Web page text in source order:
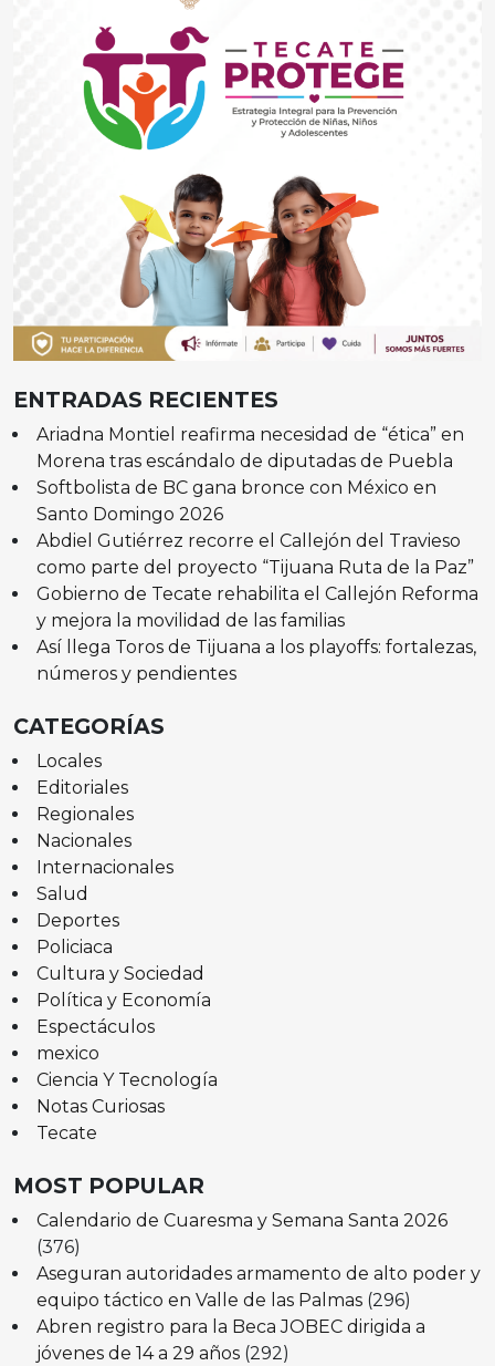
ENTRADAS RECIENTES
Ariadna Montiel reafirma necesidad de “ética” en
Morena tras escándalo de diputadas de Puebla
Softbolista de BC gana bronce con México en
Santo Domingo 2026
Abdiel Gutiérrez recorre el Callejón del Travieso
como parte del proyecto “Tijuana Ruta de la Paz”
Gobierno de Tecate rehabilita el Callejón Reforma
y mejora la movilidad de las familias
Así llega Toros de Tijuana a los playoffs: fortalezas,
números y pendientes
CATEGORÍAS
Locales
Editoriales
Regionales
Nacionales
Internacionales
Salud
Deportes
Policiaca
Cultura y Sociedad
Política y Economía
Espectáculos
mexico
Ciencia Y Tecnología
Notas Curiosas
Tecate
MOST POPULAR
Calendario de Cuaresma y Semana Santa 2026
(376)
Aseguran autoridades armamento de alto poder y
equipo táctico en Valle de las Palmas (296)
Abren registro para la Beca JOBEC dirigida a
jóvenes de 14 a 29 años (292)